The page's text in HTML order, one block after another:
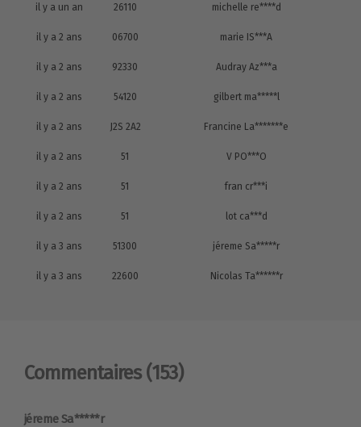
il y a un an 26110 michelle re****d
il y a 2 ans 06700 marie IS***A
il y a 2 ans 92330 Audray Az***a
il y a 2 ans 54120 gilbert ma*****l
il y a 2 ans J2S 2A2 Francine La*******e
il y a 2 ans 51 V PO***O
il y a 2 ans 51 fran cr***i
il y a 2 ans 51 lot ca***d
il y a 3 ans 51300 jéreme Sa*****r
il y a 3 ans 22600 Nicolas Ta******r
Commentaires (153)
jéreme Sa*****r